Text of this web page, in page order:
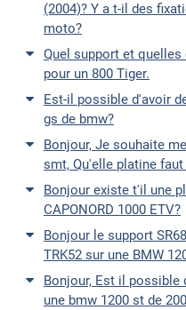
(2004)? Y a t-il des
moto?
Quel support et
pour un 800 Tiger.
Est-il possible d'avoir
gs de bmw?
Bonjour, Je souhaite
smt, Qu'elle platine
Bonjour existe t'il une
CAPONORD 1000 ETV?
Bonjour le support
TRK52 sur une BMW
Bonjour, Est il possible
une bmw 1200 st de